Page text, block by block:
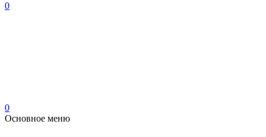
0
0
Основное меню